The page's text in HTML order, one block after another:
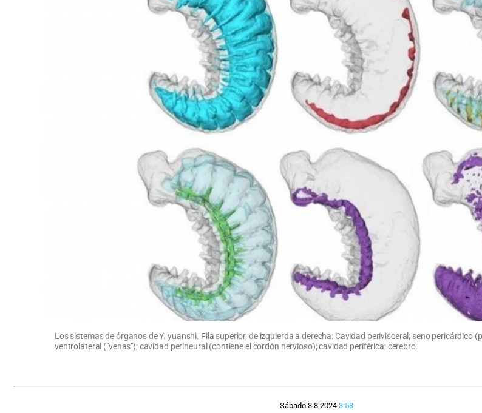
Los sistemas de órganos de Y. yuanshi. Fila superior, de izquierda a derecha: Cavidad perivisceral; seno
ventrolateral ("venas"); cavidad perineural (contiene el cordón nervioso); cavidad periférica; cerebro.
Sábado 3.8.2024 3:53